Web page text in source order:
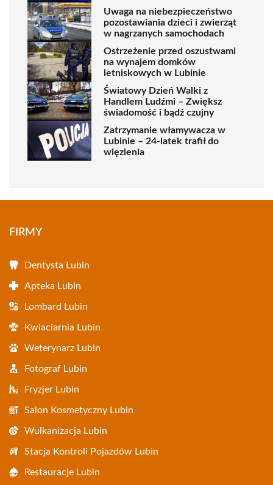
Uwaga na niebezpieczeństwo
pozostawiania dzieci i zwierząt
w nagrzanych samochodach
Ostrzeżenie przed oszustwami
na wynajem domków
letniskowych w Lubinie
Światowy Dzień Walki z
Handlem Ludźmi – Zwiększ
świadomość i bądź czujny
Zatrzymanie włamywacza w
Lubinie – 24-latek trafił do
więzienia
FIRMY
Dentysta Lubin
Apteka Lubin
Lombard Lubin
Kwiaciarnia Lubin
Weterynarz Lubin
Fotograf Lubin
Fryzjer Lubin
Salon Kosmetyczny Lubin
Wulkanizacja Lubin
Stacja Kontroli Pojazdów Lubin
Restauracje Lubin